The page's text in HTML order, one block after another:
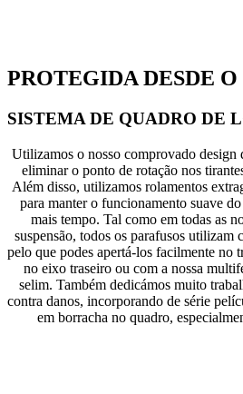
PROTEGIDA DESDE O
SISTEMA DE QUADRO DE
Utilizamos o nosso comprovado design
eliminar o ponto de rotação nos
Além disso, utilizamos rolamentos
para manter o funcionamento suave
mais tempo. Tal como em todas as
suspensão, todos os parafusos utilizam
pelo que podes apertá-los facilmente no
no eixo traseiro ou com a nossa
selim. Também dedicámos muito
contra danos, incorporando de série
em borracha no quadro,